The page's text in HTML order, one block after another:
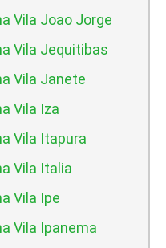
Vila Joao Jorge
Vila Jequitibas
Vila Janete
Vila Iza
Vila Itapura
Vila Italia
Vila Ipe
Vila Ipanema